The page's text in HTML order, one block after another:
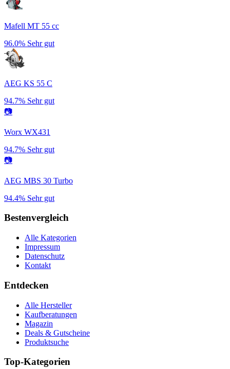
Mafell MT 55 cc
96.0% Sehr gut
AEG KS 55 C
94.7% Sehr gut
📷
Worx WX431
94.7% Sehr gut
📷
AEG MBS 30 Turbo
94.4% Sehr gut
Bestenvergleich
Alle Kategorien
Impressum
Datenschutz
Kontakt
Entdecken
Alle Hersteller
Kaufberatungen
Magazin
Deals & Gutscheine
Produktsuche
Top-Kategorien